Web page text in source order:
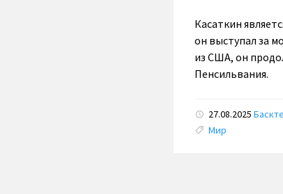
Касаткин
он выступал за
из США, он
Пенсильвания.
27.08.2025
Tags:
Мир